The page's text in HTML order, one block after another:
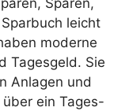
Sparen,
leicht
moderne
Tagesgeld. Sie
Anlagen und
ein Tages-